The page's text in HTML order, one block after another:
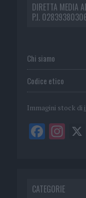
DIRETTA MEDIA
P.I.
Chi siamo
Codice etico
Immagini stock di
CATEGORIE